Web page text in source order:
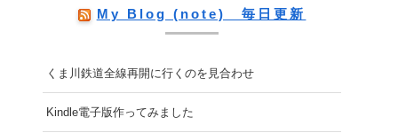
My Blog (note) 毎日更新
くま川鉄道全線再開に行くのを見合わせ
Kindle電子版作ってみました